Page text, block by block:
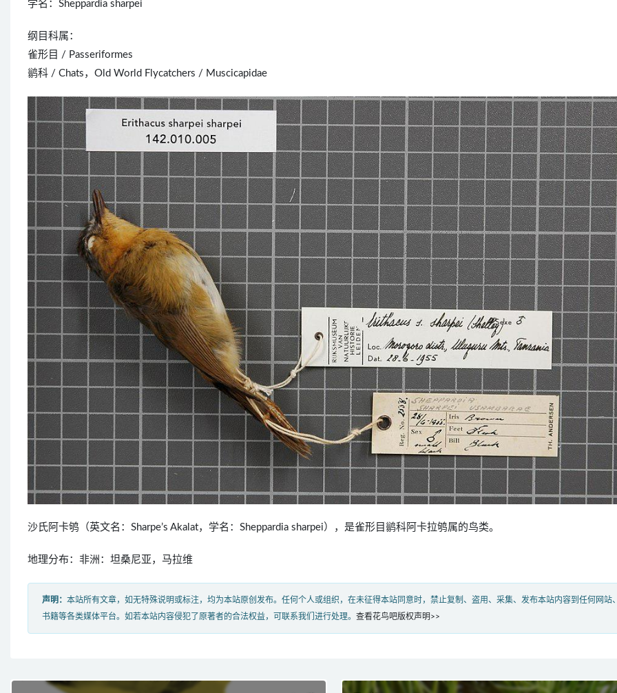
学名：Sheppardia sharpei
纲目科属：
雀形目 / Passeriformes
鹟科 / Chats，Old World Flycatchers / Muscicapidae
沙氏阿卡鸲（英文名：Sharpe’s Akalat，学名：Sheppardia sharpei），是雀形目鹟科阿卡拉鸲属的鸟类。
地理分布：非洲：坦桑尼亚，马拉维
声明： 本站所有文章，如无特殊说明或标注，均为本站原创发布。任何个人或组织，在未征得本站同意时，禁止复制、盗用、采集、发布本站内容到任何网站
书籍等各类媒体平台。如若本站内容侵犯了原著者的合法权益，可联系我们进行处理。 查看花鸟吧版权声明>>